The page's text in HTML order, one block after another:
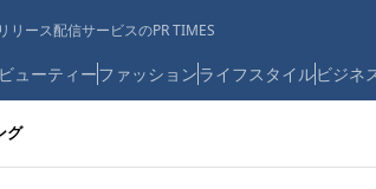
リース配信サービスのPR TIMES
ビューティーファッションライフスタイルビジネ
グ